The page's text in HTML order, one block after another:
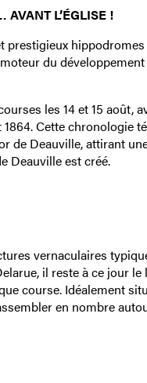
L’ÉGLISE !
prestigieux
du
les 14 et 15 août,
Cette chronologie
de Deauville, attirant
Deauville est créé.
vernaculaires
il reste à ce jour le
course. Idéalement
en nombre